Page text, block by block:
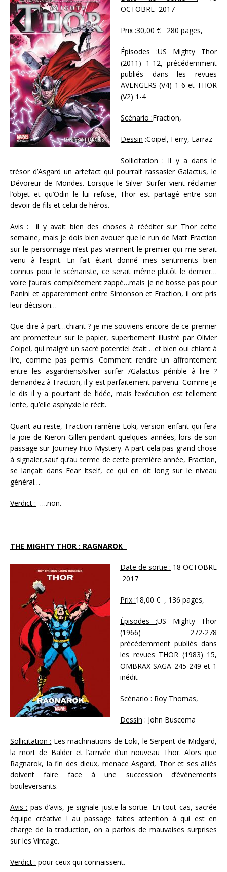
OCTOBRE 2017
Prix :30,00 € 280 pages,
Épisodes :US Mighty Thor
(2011) 1-12, précédemment
publiés dans les revues
AVENGERS (V4) 1-6 et THOR
(V2) 1-4
Scénario :Fraction,
Dessin :Coipel, Ferry, Larraz
Sollicitation : Il y a dans le
trésor d’Asgard un artefact qui pourrait rassasier Galactus, le
Dévoreur de Mondes. Lorsque le Silver Surfer vient réclamer
l’objet et qu’Odin le lui refuse, Thor est partagé entre son
devoir de fils et celui de héros.
Avis :il y avait bien des choses à rééditer sur Thor cette
semaine, mais je dois bien avouer que le run de Matt Fraction
sur le personnage n’est pas vraiment le premier qui me serait
venu à l’esprit. En fait étant donné mes sentiments bien
connus pour le scénariste, ce serait même plutôt le dernier…
voire j’aurais complètement zappé…mais je ne bosse pas pour
Panini et apparemment entre Simonson et Fraction, il ont pris
leur décision…
Que dire à part…chiant ? je me souviens encore de ce premier
arc prometteur sur le papier, superbement illustré par Olivier
Coipel, qui malgré un sacré potentiel était …et bien oui chiant à
lire, comme pas permis. Comment rendre un affrontement
entre les asgardiens/silver surfer /Galactus pénible à lire ?
demandez à Fraction, il y est parfaitement parvenu. Comme je
le dis il y a pourtant de l’idée, mais l’exécution est tellement
lente, qu’elle asphyxie le récit.
Quant au reste, Fraction ramène Loki, version enfant qui fera
la joie de Kieron Gillen pendant quelques années, lors de son
passage sur Journey Into Mystery. A part cela pas grand chose
à signaler,sauf qu’au terme de cette première année, Fraction,
se lançait dans Fear Itself, ce qui en dit long sur le niveau
général…
Verdict : ….non.
THE MIGHTY THOR : RAGNAROK
Date de sortie : 18 OCTOBRE
2017
Prix :18,00 € , 136 pages,
Épisodes :US Mighty Thor
(1966) 272-278
précédemment publiés dans
les revues THOR (1983) 15,
OMBRAX SAGA 245-249 et 1
inédit
Scénario : Roy Thomas,
Dessin : John Buscema
Sollicitation : Les machinations de Loki, le Serpent de Midgard,
la mort de Balder et l’arrivée d’un nouveau Thor. Alors que
Ragnarok, la fin des dieux, menace Asgard, Thor et ses alliés
doivent faire face à une succession d’événements
bouleversants.
Avis : pas d’avis, je signale juste la sortie. En tout cas, sacrée
équipe créative ! au passage faites attention à qui est en
charge de la traduction, on a parfois de mauvaises surprises
sur les Vintage.
Verdict : pour ceux qui connaissent.